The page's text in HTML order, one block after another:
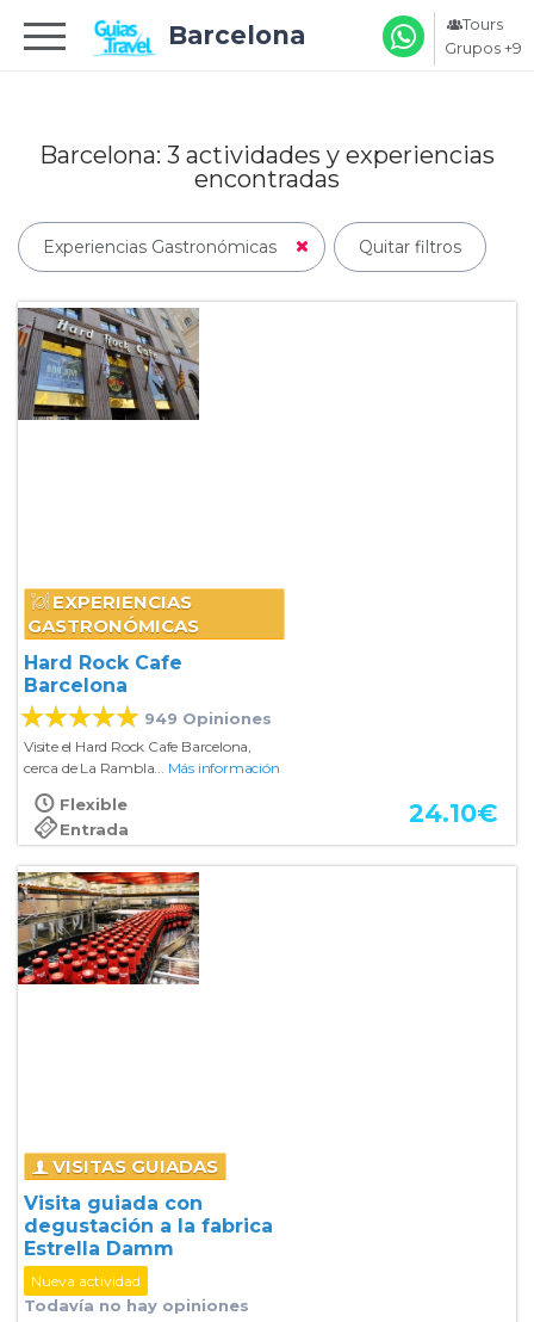
Barcelona
Tours
Grupos +9
Barcelona: 3 actividades y experiencias
encontradas
Experiencias Gastronómicas Quitar filtros
EXPERIENCIAS
GASTRONÓMICAS
Hard Rock Cafe
Barcelona
949 Opiniones
Visite el Hard Rock Cafe Barcelona,
cerca de La Rambla... Más información
Flexible
Entrada
24.10€
VISITAS GUIADAS
Visita guiada con
degustación a la fabrica
Estrella Damm
Nueva actividad
Todavía no hay opiniones